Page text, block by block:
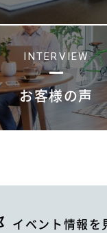
INTERVIEW
お客様の声
イベント情報を